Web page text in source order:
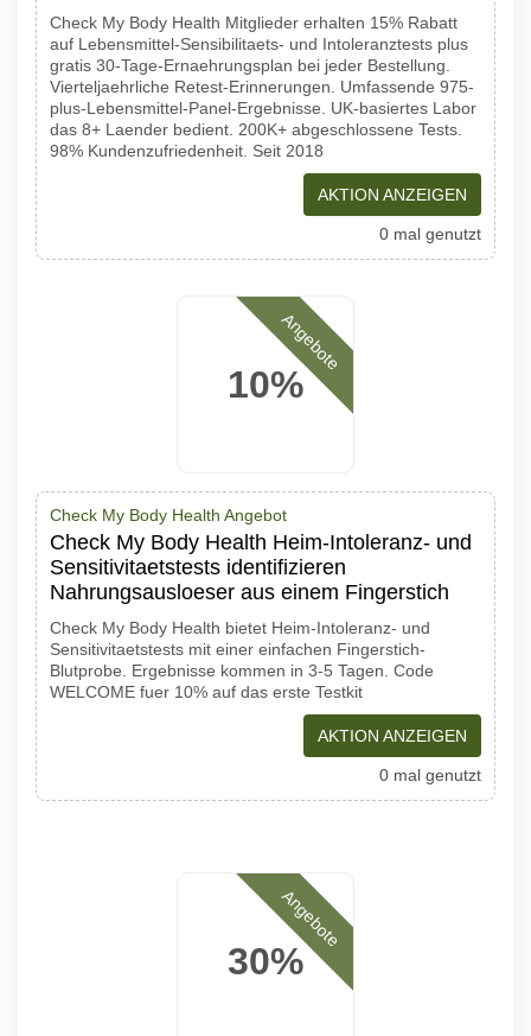
Check My Body Health Mitglieder erhalten 15% Rabatt
auf Lebensmittel-Sensibilitaets- und Intoleranztests plus
gratis 30-Tage-Ernaehrungsplan bei jeder Bestellung.
Vierteljaehrliche Retest-Erinnerungen. Umfassende 975-
plus-Lebensmittel-Panel-Ergebnisse. UK-basiertes Labor
das 8+ Laender bedient. 200K+ abgeschlossene Tests.
98% Kundenzufriedenheit. Seit 2018
AKTION ANZEIGEN
0 mal genutzt
10%
Angebote
Check My Body Health Angebot
Check My Body Health Heim-Intoleranz- und
Sensitivitaetstests identifizieren
Nahrungsausloeser aus einem Fingerstich
Check My Body Health bietet Heim-Intoleranz- und
Sensitivitaetstests mit einer einfachen Fingerstich-
Blutprobe. Ergebnisse kommen in 3-5 Tagen. Code
WELCOME fuer 10% auf das erste Testkit
AKTION ANZEIGEN
0 mal genutzt
30%
Angebote